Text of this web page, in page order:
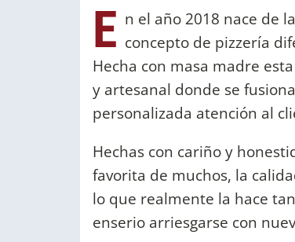
E n el año 2018 nace de
concepto de pizzería
Hecha con masa madre
y artesanal donde se
personalizada atención al
Hechas con cariño y
favorita de muchos, la
lo que realmente la hace
enserio arriesgarse con